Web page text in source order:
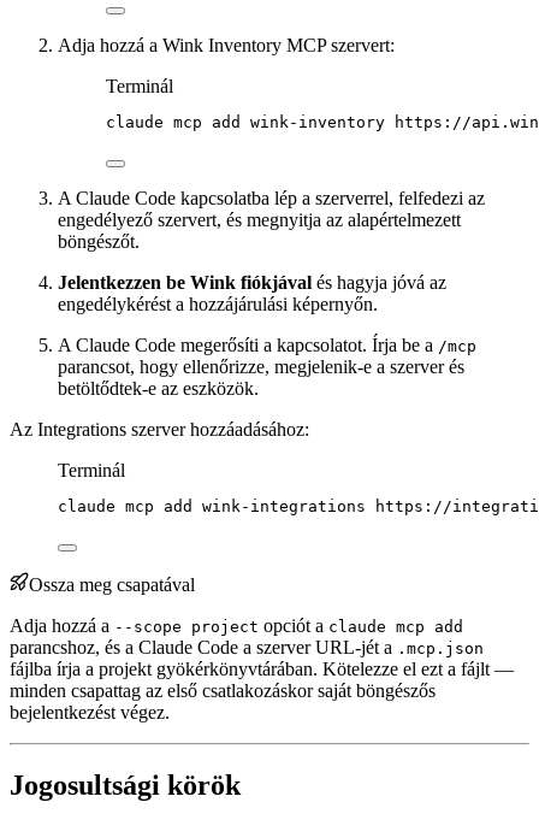
Adja hozzá a Wink Inventory MCP szervert:
Terminál
claude mcp add wink-inventory https://
A Claude Code kapcsolatba lép a szerverrel, felfedezi az
engedélyező szervert, és megnyitja az alapértelmezett
böngészőt.
Jelentkezzen be Wink fiókjával és hagyja jóvá az
engedélykérést a hozzájárulási képernyőn.
A Claude Code megerősíti a kapcsolatot. Írja be a /mcp
parancsot, hogy ellenőrizze, megjelenik-e a szerver és
betöltődtek-e az eszközök.
Az Integrations szerver hozzáadásához:
Terminál
claude mcp add wink-integrations https://
Ossza meg csapatával
Adja hozzá a --scope project opciót a claude mcp add
parancshoz, és a Claude Code a szerver URL-jét a .mcp.json
fájlba írja a projekt gyökérkönyvtárában. Kötelezze el ezt a fájlt —
minden csapattag az első csatlakozáskor saját böngészős
bejelentkezést végez.
Jogosultsági körök